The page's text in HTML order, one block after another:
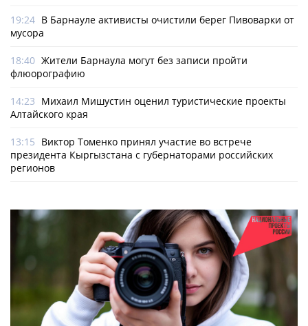
19:24 В Барнауле активисты очистили берег Пивоварки от
мусора
18:40 Жители Барнаула могут без записи пройти
флюорографию
14:23 Михаил Мишустин оценил туристические проекты
Алтайского края
13:15 Виктор Томенко принял участие во встрече
президента Кыргызстана с губернаторами российских
регионов